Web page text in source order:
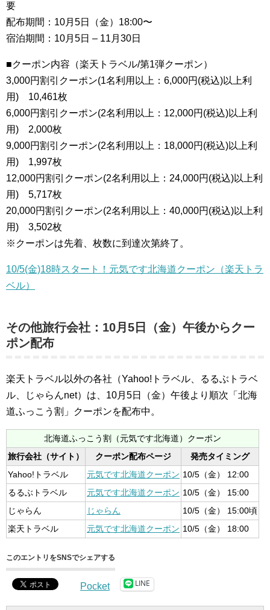
要
配布期間：10月5日（金）18:00〜
宿泊期間：10月5日 – 11月30日
■クーポン内容（楽天トラベル/第1弾クーポン）
3,000円割引クーポン(1名利用以上：6,000円(税込)以上利
用) 10,461枚
6,000円割引クーポン(2名利用以上：12,000円(税込)以上利
用) 2,000枚
9,000円割引クーポン(2名利用以上：18,000円(税込)以上利
用) 1,997枚
12,000円割引クーポン(2名利用以上：24,000円(税込)以上利
用) 5,717枚
20,000円割引クーポン(2名利用以上：40,000円(税込)以上利
用) 3,502枚
※クーポンは先着、枚数に到達次第終了。
10/5(金)18時スタート！元気です北海道クーポン（楽天トラ
ベル）
その他旅行会社：10月5日（金）午後からクー
ポン配布
楽天トラベル以外の各社（Yahoo!トラベル、るるぶトラベ
ル、じゃらんnet）は、10月5日（金）午後より順次「北海
道ふっこう割」クーポンを配布中。
北海道ふっこう割（元気です北海道）クーポン
旅行会社（サイト）
クーポン配布ページ
発売タイミング
Yahoo!トラベル
元気です北海道クーポン 10/5（金） 12:00
るるぶトラベル
元気です北海道クーポン 10/5（金） 15:00
じゃらん
じゃらん
10/5（金） 15:00頃
楽天トラベル
元気です北海道クーポン 10/5（金） 18:00
このエントリをSNSでシェアする
Pocket LINE